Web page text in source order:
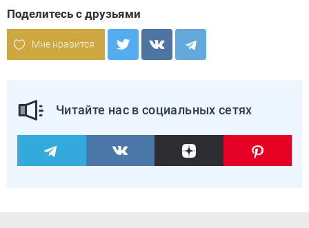
Поделитесь с друзьями
Мне нравится
Читайте нас в социальных сетях